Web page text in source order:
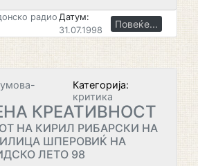
радио Датум:
31.07.1998
Повеќе...
Категорија:
критика
КРЕАТИВНОСТ
НА КИРИЛ РИБАРСКИ НА
ШПЕРОВИЌ НА
ЛЕТО 98